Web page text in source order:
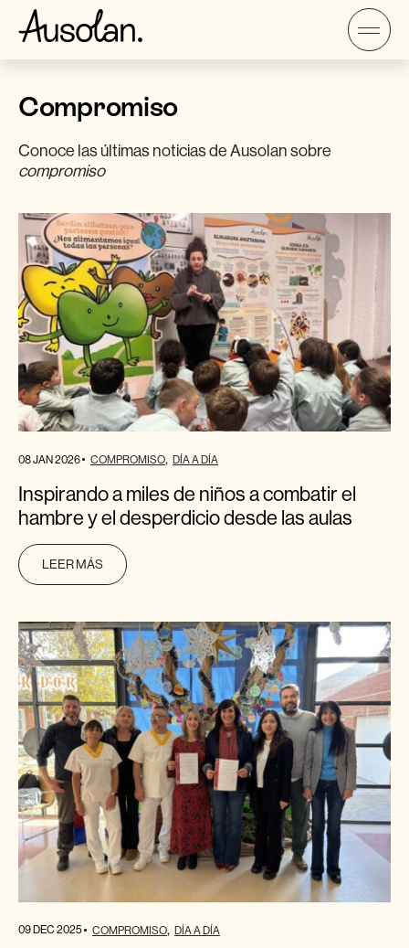
Compromiso
Conoce las últimas noticias de Ausolan sobre
compromiso
08 JAN 2026 COMPROMISO DÍA A DÍA
Inspirando a miles de niños a combatir el
hambre y el desperdicio desde las aulas
LEER MÁS
09 DEC 2025 COMPROMISO DÍA A DÍA